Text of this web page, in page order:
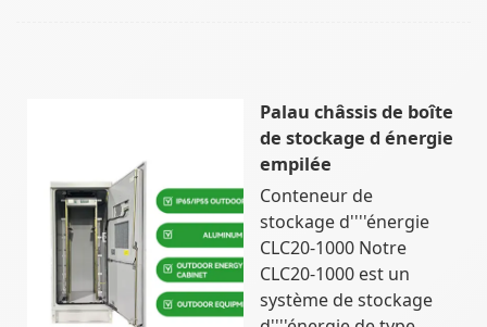
Palau châssis de boîte
de stockage d énergie
empilée
Conteneur de
stockage d''''énergie
CLC20-1000 Notre
CLC20-1000 est un
système de stockage